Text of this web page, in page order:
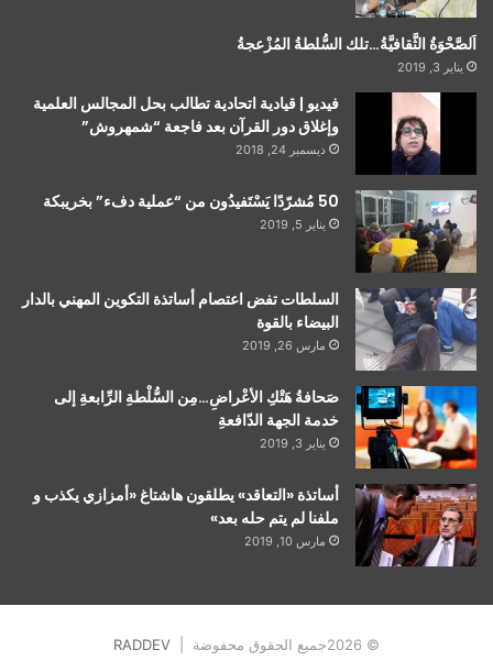
اَلصَّحْوَةُ الثَّقافيَّةُ…تلك السُّلطةُ المُزْعجةُ
يناير 3, 2019
فيديو | قيادية اتحادية تطالب بحل المجالس العلمية
وإغلاق دور القرآن بعد فاجعة “شمهروش”
ديسمبر 24, 2018
50 مُشرّدًا يَسْتَفيدُون من “عملية دفء” بخريبكة
يناير 5, 2019
السلطات تفض اعتصام أساتذة التكوين المهني بالدار
البيضاء بالقوة
مارس 26, 2019
صَحافةُ هَتْكِ الأعْراضِ…مِن السُّلْطةِ الرِّابعةِ إلى
خدمة الجهة الدّافعةِ
يناير 3, 2019
أساتذة «التعاقد» يطلقون هاشتاغ «أمزازي يكذب و
ملفنا لم يتم حله بعد»
مارس 10, 2019
© 2026جميع الحقوق محفوضة | RADDEV